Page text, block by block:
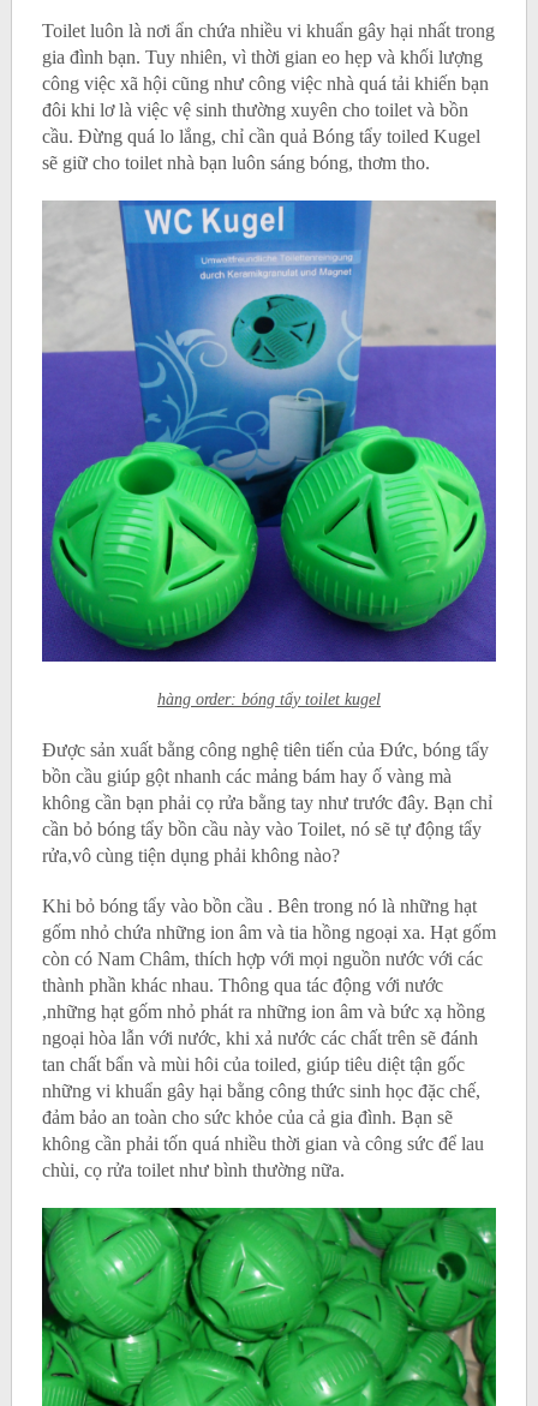
Toilet luôn là nơi ẩn chứa nhiều vi khuẩn gây hại nhất trong
gia đình bạn. Tuy nhiên, vì thời gian eo hẹp và khối lượng
công việc xã hội cũng như công việc nhà quá tải khiến bạn
đôi khi lơ là việc vệ sinh thường xuyên cho toilet và bồn
cầu. Đừng quá lo lắng, chỉ cần quả Bóng tẩy toiled Kugel
sẽ giữ cho toilet nhà bạn luôn sáng bóng, thơm tho.
hàng order: bóng tẩy toilet kugel
Được sản xuất bằng công nghệ tiên tiến của Đức, bóng tẩy
bồn cầu giúp gột nhanh các mảng bám hay ố vàng mà
không cần bạn phải cọ rửa bằng tay như trước đây. Bạn chỉ
cần bỏ bóng tẩy bồn cầu này vào Toilet, nó sẽ tự động tẩy
rửa,vô cùng tiện dụng phải không nào?
Khi bỏ bóng tẩy vào bồn cầu . Bên trong nó là những hạt
gốm nhỏ chứa những ion âm và tia hồng ngoại xa. Hạt gốm
còn có Nam Châm, thích hợp với mọi nguồn nước với các
thành phần khác nhau. Thông qua tác động với nước
,những hạt gốm nhỏ phát ra những ion âm và bức xạ hồng
ngoại hòa lẫn với nước, khi xả nước các chất trên sẽ đánh
tan chất bẩn và mùi hôi của toiled, giúp tiêu diệt tận gốc
những vi khuẩn gây hại bằng công thức sinh học đặc chế,
đảm bảo an toàn cho sức khỏe của cả gia đình. Bạn sẽ
không cần phải tốn quá nhiều thời gian và công sức để lau
chùi, cọ rửa toilet như bình thường nữa.